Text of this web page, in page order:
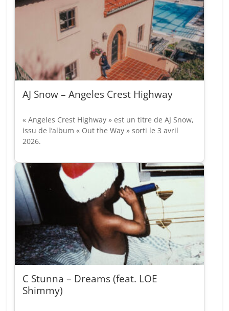
AJ Snow – Angeles Crest Highway
« Angeles Crest Highway » est un titre de AJ Snow,
issu de l’album « Out the Way » sorti le 3 avril
2026.
C Stunna – Dreams (feat. LOE
Shimmy)